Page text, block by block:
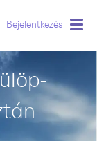
Bejelentkezés